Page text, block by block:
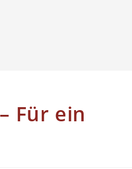
Für ein